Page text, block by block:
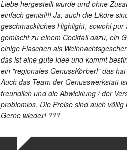
Liebe hergestellt wurde und ohne
einfach genial!!! Ja, auch die Liköre
geschmackliches Highlight, sowohl pur
gemischt zu einem Cocktail dazu, ein
einige Flaschen als
das ist eine gute Idee und kommt
ein "regionales GenussKörberl" das
Auch das Team der Genusswerkstatt
freundlich und die Abwicklung / der
problemlos. Die Preise sind auch völlig
Gerne wieder! ???